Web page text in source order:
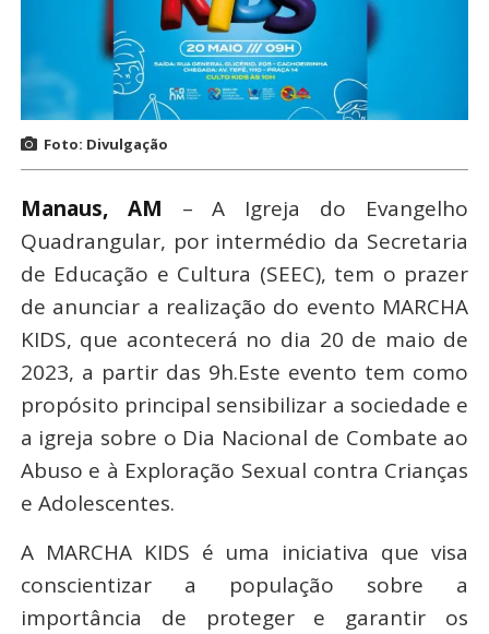
Foto: Divulgação
Manaus, AM – A Igreja do Evangelho
Quadrangular, por intermédio da Secretaria
de Educação e Cultura (SEEC), tem o prazer
de anunciar a realização do evento MARCHA
KIDS, que acontecerá no dia 20 de maio de
2023, a partir das 9h.Este evento tem como
propósito principal sensibilizar a sociedade e
a igreja sobre o Dia Nacional de Combate ao
Abuso e à Exploração Sexual contra Crianças
e Adolescentes.
A MARCHA KIDS é uma iniciativa que visa
conscientizar a população sobre a
importância de proteger e garantir os